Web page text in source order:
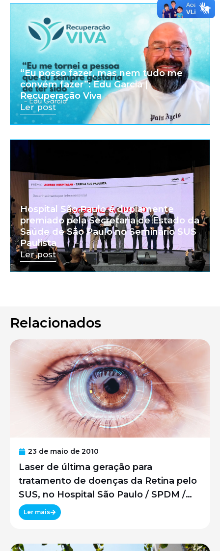
“Eu posso fazer, mas nem tudo me
convém fazer”: Edu Garcia |
Recuperação Viva
Ler post
Hospital São Paulo é duplamente
premiado pela Secretaria de Estado da
Saúde de São Paulo no Seminário SUS
Paulista
Ler post
Relacionados
23 de maio de 2010
Laser de última geração para
tratamento de doenças da Retina pelo
SUS, no Hospital São Paulo / SPDM /
UNIFESP
Ler mais